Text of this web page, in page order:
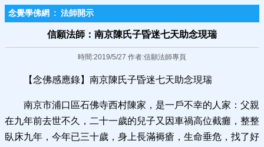
念覺學佛網 : 法師開示
信願法師：南京陳氏子昏迷七天助念現瑞
時間:2019/5/27 作者:信願法師專頁
【念佛感應錄】南京陳氏子昏迷七天助念現瑞
南京市浦口區石佛寺西村陳家，是一戶不幸的人家：父親
在九年前去世不久，二十一歲的兒子又因車禍高位截癱，整整
臥床九年，今年已三十歲，身上長滿褥瘡，生命垂危，找了好